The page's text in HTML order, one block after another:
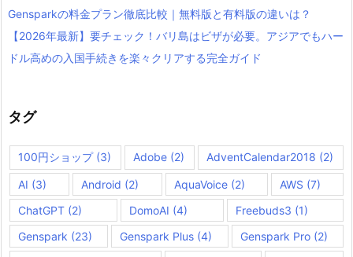
Gensparkの料金プラン徹底比較｜無料版と有料版の違いは？
【2026年最新】要チェック！バリ島はビザが必要。アジアでもハー
ドル高めの入国手続きを楽々クリアする完全ガイド
タグ
100円ショップ(3) Adobe (2) AdventCalendar2018 (2)
AI (3) Android (2) AquaVoice(2) AWS (7)
ChatGPT (2) DomoAI (4) Freebuds3 (1)
Genspark (23) Genspark Plus (4) Genspark Pro(2)